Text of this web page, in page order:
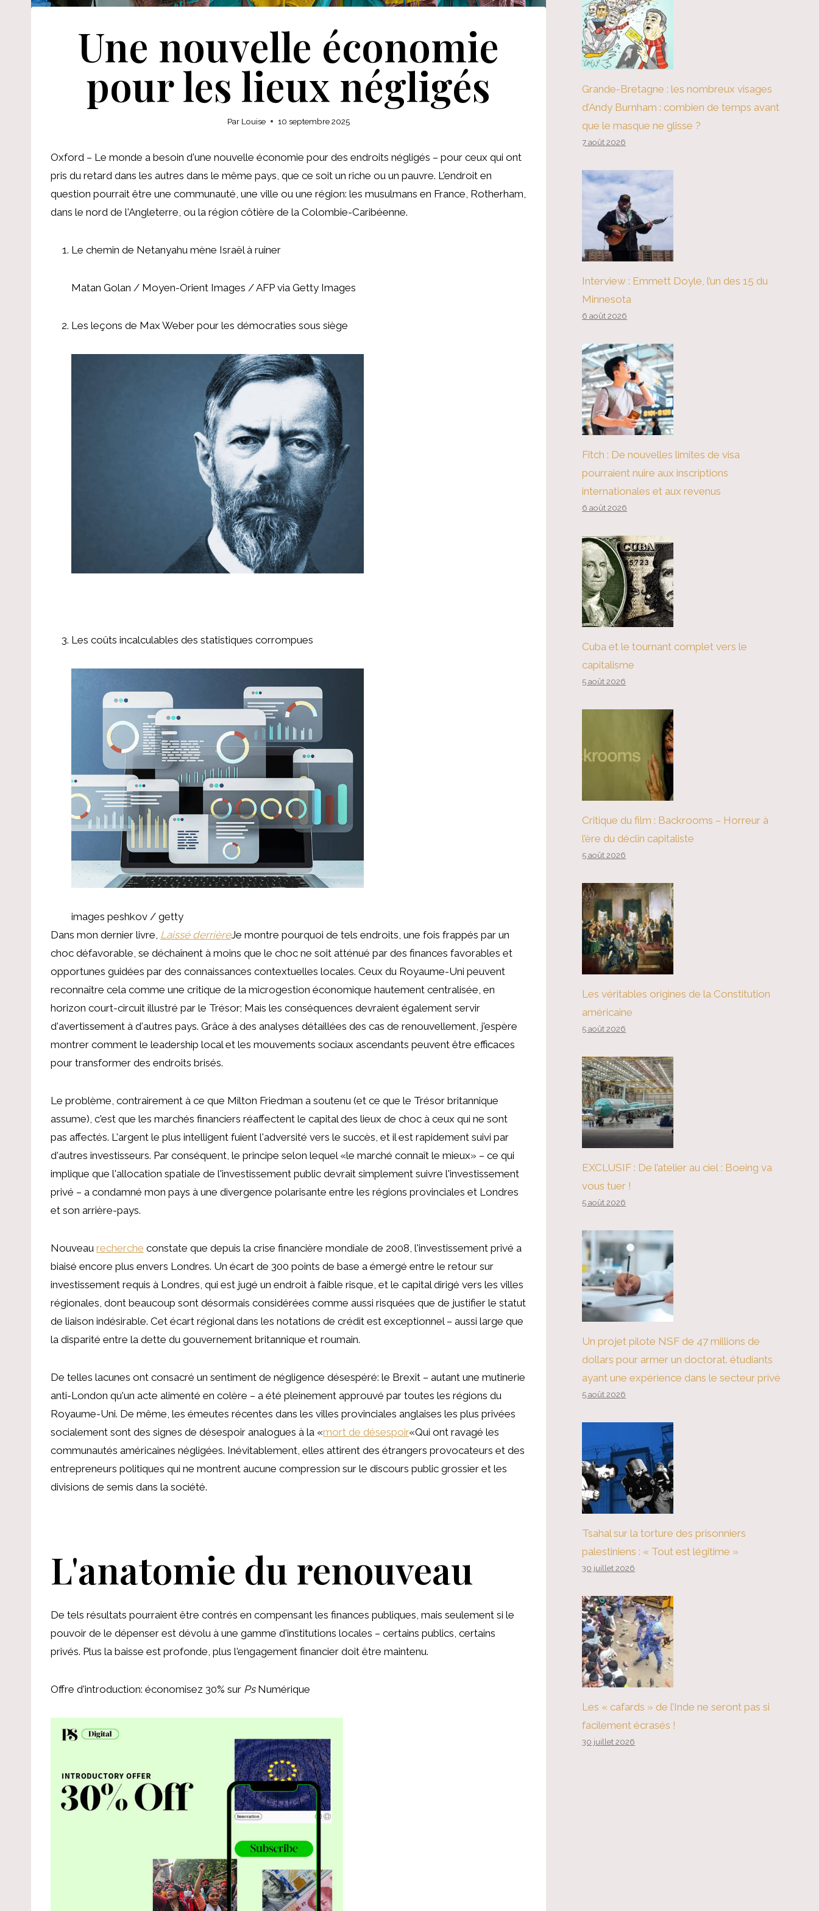
Une nouvelle économie
pour les lieux négligés
Par Louise 10 septembre 2025
Oxford – Le monde a besoin d'une nouvelle économie pour des endroits négligés – pour ceux qui ont
pris du retard dans les autres dans le même pays, que ce soit un riche ou un pauvre. L'endroit en
question pourrait être une communauté, une ville ou une région: les musulmans en France, Rotherham,
dans le nord de l'Angleterre, ou la région côtière de la Colombie-Caribéenne.
Le chemin de Netanyahu mène Israël à ruiner
Matan Golan / Moyen-Orient Images / AFP via Getty Images
Les leçons de Max Weber pour les démocraties sous siège
Les coûts incalculables des statistiques corrompues
images peshkov / getty
Dans mon dernier livre, Laissé derrièreJe montre pourquoi de tels endroits, une fois frappés par un
choc défavorable, se déchaînent à moins que le choc ne soit atténué par des finances favorables et
opportunes guidées par des connaissances contextuelles locales. Ceux du Royaume-Uni peuvent
reconnaître cela comme une critique de la microgestion économique hautement centralisée, en
horizon court-circuit illustré par le Trésor; Mais les conséquences devraient également servir
d'avertissement à d'autres pays. Grâce à des analyses détaillées des cas de renouvellement, j'espère
montrer comment le leadership local et les mouvements sociaux ascendants peuvent être efficaces
pour transformer des endroits brisés.
Le problème, contrairement à ce que Milton Friedman a soutenu (et ce que le Trésor britannique
assume), c'est que les marchés financiers réaffectent le capital des lieux de choc à ceux qui ne sont
pas affectés. L'argent le plus intelligent fuient l'adversité vers le succès, et il est rapidement suivi par
d'autres investisseurs. Par conséquent, le principe selon lequel «le marché connaît le mieux» – ce qui
implique que l'allocation spatiale de l'investissement public devrait simplement suivre l'investissement
privé – a condamné mon pays à une divergence polarisante entre les régions provinciales et Londres
et son arrière-pays.
Nouveau recherche constate que depuis la crise financière mondiale de 2008, l'investissement privé a
biaisé encore plus envers Londres. Un écart de 300 points de base a émergé entre le retour sur
investissement requis à Londres, qui est jugé un endroit à faible risque, et le capital dirigé vers les villes
régionales, dont beaucoup sont désormais considérées comme aussi risquées que de justifier le statut
de liaison indésirable. Cet écart régional dans les notations de crédit est exceptionnel – aussi large que
la disparité entre la dette du gouvernement britannique et roumain.
De telles lacunes ont consacré un sentiment de négligence désespéré: le Brexit – autant une mutinerie
anti-London qu'un acte alimenté en colère – a été pleinement approuvé par toutes les régions du
Royaume-Uni. De même, les émeutes récentes dans les villes provinciales anglaises les plus privées
socialement sont des signes de désespoir analogues à la «mort de désespoir«Qui ont ravagé les
communautés américaines négligées. Inévitablement, elles attirent des étrangers provocateurs et des
entrepreneurs politiques qui ne montrent aucune compression sur le discours public grossier et les
divisions de semis dans la société.
L'anatomie du renouveau
De tels résultats pourraient être contrés en compensant les finances publiques, mais seulement si le
pouvoir de le dépenser est dévolu à une gamme d'institutions locales – certains publics, certains
privés. Plus la baisse est profonde, plus l'engagement financier doit être maintenu.
Offre d'introduction: économisez 30% sur PsNumérique
Grande-Bretagne : les nombreux visages
d’Andy Burnham : combien de temps avant
que le masque ne glisse ?
7 août 2026
Interview : Emmett Doyle, l’un des 15 du
Minnesota
6 août 2026
Fitch : De nouvelles limites de visa
pourraient nuire aux inscriptions
internationales et aux revenus
6 août 2026
Cuba et le tournant complet vers le
capitalisme
5 août 2026
Critique du film : Backrooms – Horreur à
l’ère du déclin capitaliste
5 août 2026
Les véritables origines de la Constitution
américaine
5 août 2026
EXCLUSIF : De l’atelier au ciel : Boeing va
vous tuer !
5 août 2026
Un projet pilote NSF de 47 millions de
dollars pour armer un doctorat. étudiants
ayant une expérience dans le secteur privé
5 août 2026
Tsahal sur la torture des prisonniers
palestiniens : « Tout est légitime »
30 juillet 2026
Les « cafards » de l’Inde ne seront pas si
facilement écrasés !
30 juillet 2026